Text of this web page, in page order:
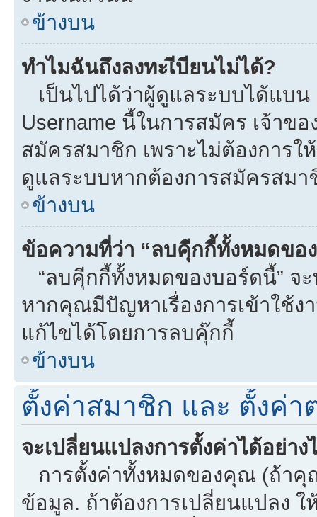
ข้างบน
ทำไมฉันถึงลงทะเีบียนไม่ได้?
เป็นไปได้ว่าผู้ดูแลระบบได้แบน
Username นี้ในการสมัคร เจ้าข
สมัครสมาชิก เพราะไม่ต้องการ
ดูแลระบบหากต้องการสมัครสมา
ข้างบน
ข้อความที่ว่า “ลบคุีกกี้ทั้งหมดขอ
“ลบคุีกกี้ทั้งหมดของบอร์ดนี้” จ
หากคุณมีปัญหาเรื่องการเข้าใช้ง
แก้ไขได้โดยการลบคุ๊กกี้
ข้างบน
ตั้งค่าสมาชิก และ ตั้งค่า
จะเปลี่ยนแปลงการตั้งค่าได้อย่าง
การตั้งค่าทั้งหมดของคุณ (ถ้าคุ
ข้อมูล. ถ้าต้องการเปลี่ยนแปลง